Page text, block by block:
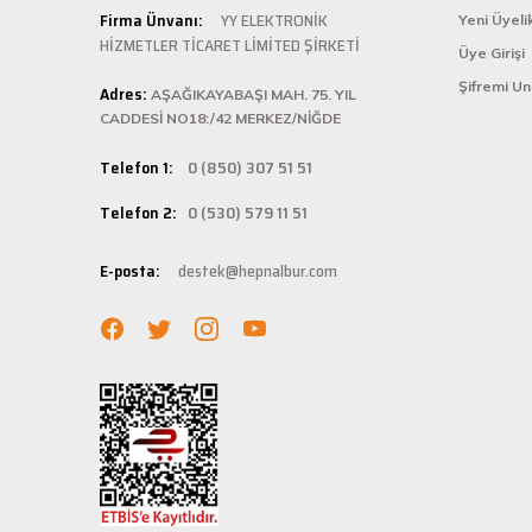
Kolay
istediğiniz
bilgilere
Hızlı
adresinize
Firma Ünvanı:
YY ELEKTRONİK
HİZMETLER TİCARET LİMİTED ŞİRKETİ
Adres: AŞAĞIKAYABAŞI MAH. 75. YIL
CADDESİ NO18:/42 MERKEZ/NİĞDE
Telefon 1: 0 (850) 307 51 51
Telefon 2: 0 (530) 579 11 51
E-posta: destek@hepnalbur.com
Yeni
Üye Girişi
Şifremi